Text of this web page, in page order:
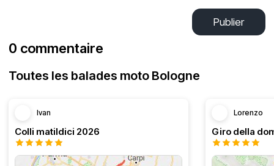
Publier
0 commentaire
Toutes les balades moto Bologne
Ivan
Colli matildici 2026
Lorenzo